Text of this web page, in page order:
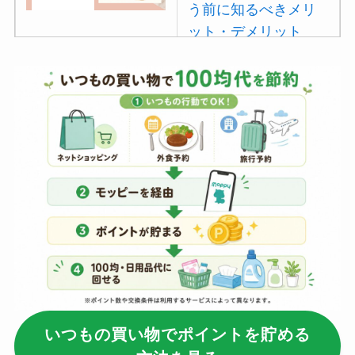
う前に知るべきメリ
ット・デメリット
【100均】ダイソー/
セリア等でポイズン
リムーバーは買え
る？使い方や選び方
を解説！
【100均】ダイソー/
セリア等でフロアラ
バーほうきは買え
る？選び方＆使い方
を徹底ガイド！
【100均】ダイソー/
いつもの買い物でポイントを貯める